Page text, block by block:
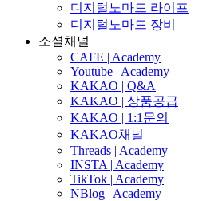
디지털노마드 라이프
디지털노마드 장비
소셜채널
CAFE | Academy
Youtube | Academy
KAKAO | Q&A
KAKAO | 상품공급
KAKAO | 1:1문의
KAKAO채널
Threads | Academy
INSTA | Academy
TikTok | Academy
NBlog | Academy